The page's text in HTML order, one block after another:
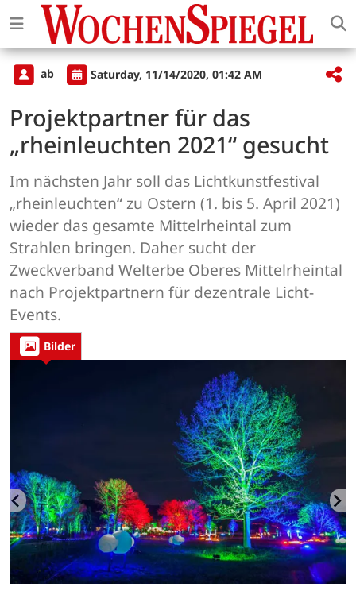
ab Saturday, 11/14/2020, 01:42 AM
Projektpartner für das
„rheinleuchten 2021“ gesucht
Im nächsten Jahr soll das Lichtkunstfestival
„rheinleuchten“ zu Ostern (1. bis 5. April 2021)
wieder das gesamte Mittelrheintal zum
Strahlen bringen. Daher sucht der
Zweckverband Welterbe Oberes Mittelrheintal
nach Projektpartnern für dezentrale Licht-
Events.
Bilder